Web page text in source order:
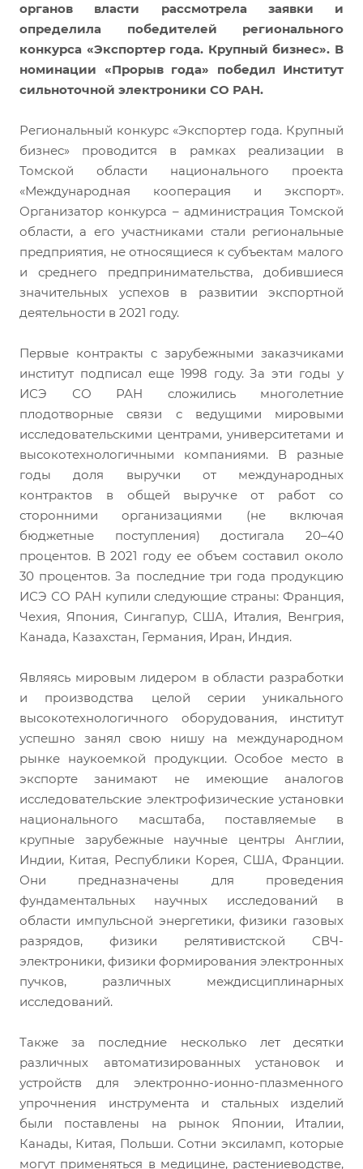
органов власти рассмотрела заявки и
определила победителей регионального
конкурса «Экспортер года. Крупный бизнес». В
номинации «Прорыв года» победил Институт
сильноточной электроники СО РАН.
Региональный конкурс «Экспортер года. Крупный
бизнес» проводится в рамках реализации в
Томской области национального проекта
«Международная кооперация и экспорт».
Организатор конкурса – администрация Томской
области, а его участниками стали региональные
предприятия, не относящиеся к субъектам малого
и среднего предпринимательства, добившиеся
значительных успехов в развитии экспортной
деятельности в 2021 году.
Первые контракты с зарубежными заказчиками
институт подписал еще 1998 году. За эти годы у
ИСЭ СО РАН сложились многолетние
плодотворные связи с ведущими мировыми
исследовательскими центрами, университетами и
высокотехнологичными компаниями. В разные
годы доля выручки от международных
контрактов в общей выручке от работ со
сторонними организациями (не включая
бюджетные поступления) достигала 20–40
процентов. В 2021 году ее объем составил около
30 процентов. За последние три года продукцию
ИСЭ СО РАН купили следующие страны: Франция,
Чехия, Япония, Сингапур, США, Италия, Венгрия,
Канада, Казахстан, Германия, Иран, Индия.
Являясь мировым лидером в области разработки
и производства целой серии уникального
высокотехнологичного оборудования, институт
успешно занял свою нишу на международном
рынке наукоемкой продукции. Особое место в
экспорте занимают не имеющие аналогов
исследовательские электрофизические установки
национального масштаба, поставляемые в
крупные зарубежные научные центры Англии,
Индии, Китая, Республики Корея, США, Франции.
Они предназначены для проведения
фундаментальных научных исследований в
области импульсной энергетики, физики газовых
разрядов, физики релятивистской СВЧ-
электроники, физики формирования электронных
пучков, различных междисциплинарных
исследований.
Также за последние несколько лет десятки
различных автоматизированных установок и
устройств для электронно-ионно-плазменного
упрочнения инструмента и стальных изделий
были поставлены на рынок Японии, Италии,
Канады, Китая, Польши. Сотни эксиламп, которые
могут применяться в медицине, растениеводстве,